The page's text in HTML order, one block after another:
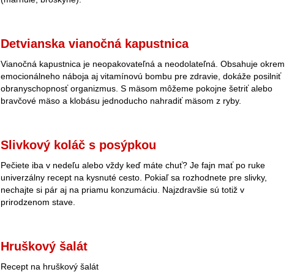
Detvianska vianočná kapustnica
Vianočná kapustnica je neopakovateľná a neodolateľná. Obsahuje okrem
emocionálneho náboja aj vitamínovú bombu pre zdravie, dokáže posilniť
obranyschopnosť organizmus. S mäsom môžeme pokojne šetriť alebo
bravčové mäso a klobásu jednoducho nahradiť mäsom z ryby.
Slivkový koláč s posýpkou
Pečiete iba v nedeľu alebo vždy keď máte chuť? Je fajn mať po ruke
univerzálny recept na kysnuté cesto. Pokiaľ sa rozhodnete pre slivky,
nechajte si pár aj na priamu konzumáciu. Najzdravšie sú totiž v
prirodzenom stave.
Hruškový šalát
Recept na hruškový šalát